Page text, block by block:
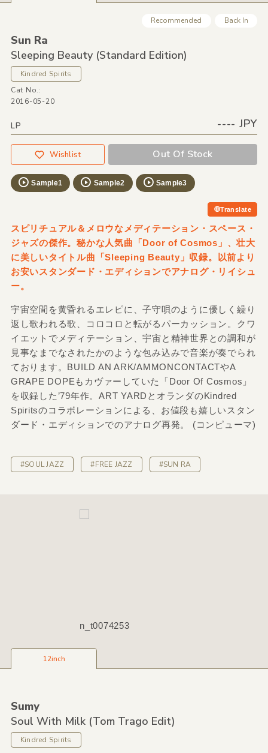
Recommended Back In
Sun Ra
Sleeping Beauty (Standard Edition)
Kindred Spirits
Cat No.:
2016-05-20
LP ---- JPY
Wishlist Out Of Stock
Sample1 Sample2 Sample3
Translate
スピリチュアル＆メロウなメディテーション・スペース・
ジャズの傑作。秘かな人気曲「Door of Cosmos」、壮大
に美しいタイトル曲「Sleeping Beauty」収録。以前より
お安いスタンダード・エディションでアナログ・リイシュ
ー。
宇宙空間を黄昏れるエレピに、子守唄のように優しく繰り
返し歌われる歌、コロコロと転がるパーカッション。クワ
イエットでメディテーション、宇宙と精神世界との調和が
見事なまでなされたかのような包み込みで音楽が奏でられ
ております。BUILD AN ARK/AMMONCONTACTやA
GRAPE DOPEもカヴァーしていた「Door Of Cosmos」
を収録した’79年作。ART YARDとオランダのKindred
Spiritsのコラボレーションによる、お値段も嬉しいスタン
ダード・エディションでのアナログ再発。 (コンピューマ)
#SOUL JAZZ #FREE JAZZ #SUN RA
n_t0074253
12inch
Sumy
Soul With Milk (Tom Trago Edit)
Kindred Spirits